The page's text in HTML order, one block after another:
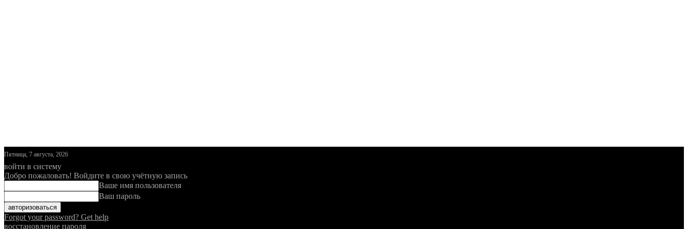
Пятница, 7 августа, 2026
войти в систему
Добро пожаловать! Войдите в свою учётную запись
Ваше имя пользователя
Ваш пароль
Forgot your password? Get help
восстановление пароля